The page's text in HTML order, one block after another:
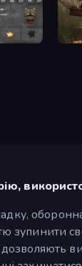
Age
оборонна
зупинити